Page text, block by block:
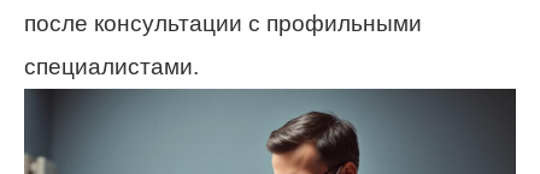
после консультации с профильными
специалистами.